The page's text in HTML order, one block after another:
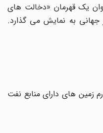
یک قهرمان «دخالت های
به نمایش می گذارد.
های دارای منابع نفت